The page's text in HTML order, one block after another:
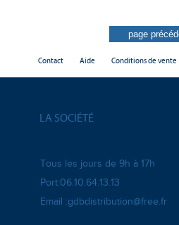
Contact Aide Conditions de vente
LA SOCIÉTÉ
Tous les jours de 9h à 17h
Port:06.10.64.13.13
Email :gdbdistribution@free.fr